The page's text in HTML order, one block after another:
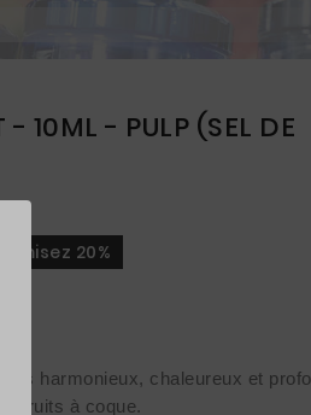
10ML - PULP (SEL DE
20%
harmonieux, chaleureux et
fruits à coque.